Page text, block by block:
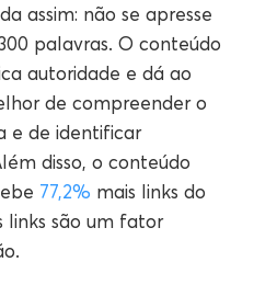
assim: não se apresse
palavras. O conteúdo
autoridade e dá ao
de compreender o
e de identificar
disso, o conteúdo
77,2% mais links do
links são um fator